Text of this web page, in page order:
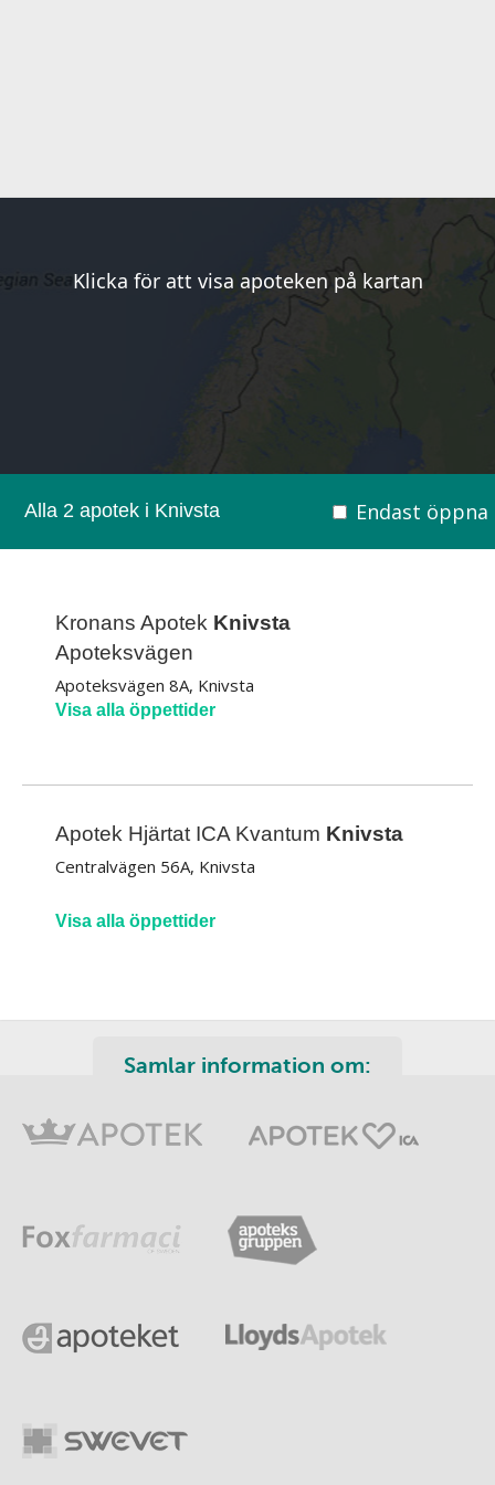
Klicka för att visa apoteken på kartan
Alla 2 apotek i Knivsta Endast
Kronans Apotek Knivsta
Apoteksvägen
Apoteksvägen 8A, Knivsta
Visa alla öppettider
Apotek Hjärtat ICA Kvantum Knivsta
Centralvägen 56A, Knivsta
Visa alla öppettider
Samlar information om: